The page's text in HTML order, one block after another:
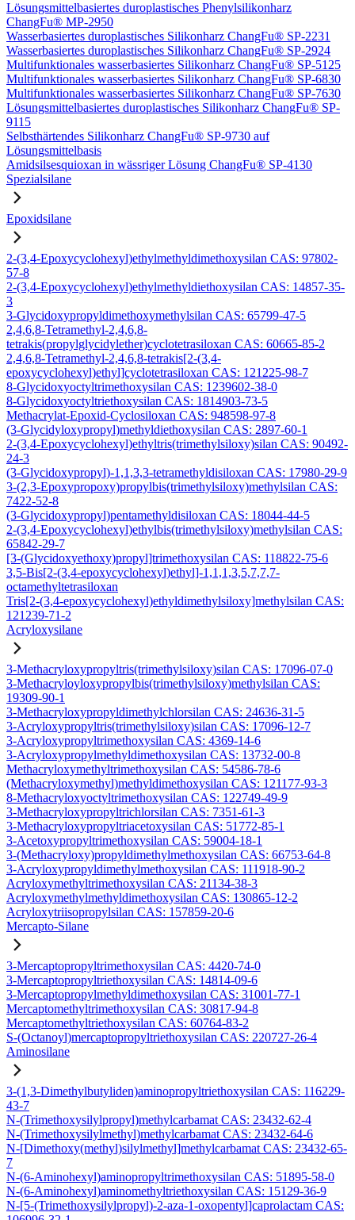
Lösungsmittelbasiertes duroplastisches Phenylsilikonharz
ChangFu® MP-2950
Wasserbasiertes duroplastisches Silikonharz ChangFu® SP-2231
Wasserbasiertes duroplastisches Silikonharz ChangFu® SP-2924
Multifunktionales wasserbasiertes Silikonharz ChangFu® SP-5125
Multifunktionales wasserbasiertes Silikonharz ChangFu® SP-6830
Multifunktionales wasserbasiertes Silikonharz ChangFu® SP-7630
Lösungsmittelbasiertes duroplastisches Silikonharz ChangFu® SP-
9115
Selbsthärtendes Silikonharz ChangFu® SP-9730 auf
Lösungsmittelbasis
Amidsilsesquioxan in wässriger Lösung ChangFu® SP-4130
Spezialsilane
Epoxidsilane
2-(3,4-Epoxycyclohexyl)ethylmethyldimethoxysilan CAS: 97802-
57-8
2-(3,4-Epoxycyclohexyl)ethylmethyldiethoxysilan CAS: 14857-35-
3
3-Glycidoxypropyldimethoxymethylsilan CAS: 65799-47-5
2,4,6,8-Tetramethyl-2,4,6,8-
tetrakis(propylglycidylether)cyclotetrasiloxan CAS: 60665-85-2
2,4,6,8-Tetramethyl-2,4,6,8-tetrakis[2-(3,4-
epoxycyclohexyl)ethyl]cyclotetrasiloxan CAS: 121225-98-7
8-Glycidoxyoctyltrimethoxysilan CAS: 1239602-38-0
8-Glycidoxyoctyltriethoxysilan CAS: 1814903-73-5
Methacrylat-Epoxid-Cyclosiloxan CAS: 948598-97-8
(3-Glycidyloxypropyl)methyldiethoxysilan CAS: 2897-60-1
2-(3,4-Epoxycyclohexyl)ethyltris(trimethylsiloxy)silan CAS: 90492-
24-3
(3-Glycidoxypropyl)-1,1,3,3-tetramethyldisiloxan CAS: 17980-29-9
3-(2,3-Epoxypropoxy)propylbis(trimethylsiloxy)methylsilan CAS:
7422-52-8
(3-Glycidoxypropyl)pentamethyldisiloxan CAS: 18044-44-5
2-(3,4-Epoxycyclohexyl)ethylbis(trimethylsiloxy)methylsilan CAS:
65842-29-7
[3-(Glycidoxyethoxy)propyl]trimethoxysilan CAS: 118822-75-6
3,5-Bis[2-(3,4-epoxycyclohexyl)ethyl]-1,1,1,3,5,7,7,7-
octamethyltetrasiloxan
Tris[2-(3,4-epoxycyclohexyl)ethyldimethylsiloxy]methylsilan CAS:
121239-71-2
Acryloxysilane
3-Methacryloxypropyltris(trimethylsiloxy)silan CAS: 17096-07-0
3-Methacryloyloxypropylbis(trimethylsiloxy)methylsilan CAS:
19309-90-1
3-Methacryloxypropyldimethylchlorsilan CAS: 24636-31-5
3-Acryloxypropyltris(trimethylsiloxy)silan CAS: 17096-12-7
3-Acryloxypropyltrimethoxysilan CAS: 4369-14-6
3-Acryloxypropylmethyldimethoxysilan CAS: 13732-00-8
Methacryloxymethyltrimethoxysilan CAS: 54586-78-6
(Methacryloxymethyl)methyldimethoxysilan CAS: 121177-93-3
8-Methacryloxyoctyltrimethoxysilan CAS: 122749-49-9
3-Methacryloxypropyltrichlorsilan CAS: 7351-61-3
3-Methacryloxypropyltriacetoxysilan CAS: 51772-85-1
3-Acetoxypropyltrimethoxysilan CAS: 59004-18-1
3-(Methacryloxy)propyldimethylmethoxysilan CAS: 66753-64-8
3-Acryloxypropyldimethylmethoxysilan CAS: 111918-90-2
Acryloxymethyltrimethoxysilan CAS: 21134-38-3
Acryloxymethylmethyldimethoxysilan CAS: 130865-12-2
Acryloxytriisopropylsilan CAS: 157859-20-6
Mercapto-Silane
3-Mercaptopropyltrimethoxysilan CAS: 4420-74-0
3-Mercaptopropyltriethoxysilan CAS: 14814-09-6
3-Mercaptopropylmethyldimethoxysilan CAS: 31001-77-1
Mercaptomethyltrimethoxysilan CAS: 30817-94-8
Mercaptomethyltriethoxysilan CAS: 60764-83-2
S-(Octanoyl)mercaptopropyltriethoxysilan CAS: 220727-26-4
Aminosilane
3-(1,3-Dimethylbutyliden)aminopropyltriethoxysilan CAS: 116229-
43-7
N-(Trimethoxysilylpropyl)methylcarbamat CAS: 23432-62-4
N-(Trimethoxysilylmethyl)methylcarbamat CAS: 23432-64-6
N-[Dimethoxy(methyl)silylmethyl]methylcarbamat CAS: 23432-65-
7
N-(6-Aminohexyl)aminopropyltrimethoxysilan CAS: 51895-58-0
N-(6-Aminohexyl)aminomethyltriethoxysilan CAS: 15129-36-9
N-[5-(Trimethoxysilylpropyl)-2-aza-1-oxopentyl]caprolactam CAS: